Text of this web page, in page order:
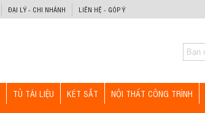
ĐẠI LÝ - CHI NHÁNH LIÊN HỆ - GÓP Ý
TỦ TÀI LIỆU KÉT SẮT NỘI THẤT CÔNG TRÌNH